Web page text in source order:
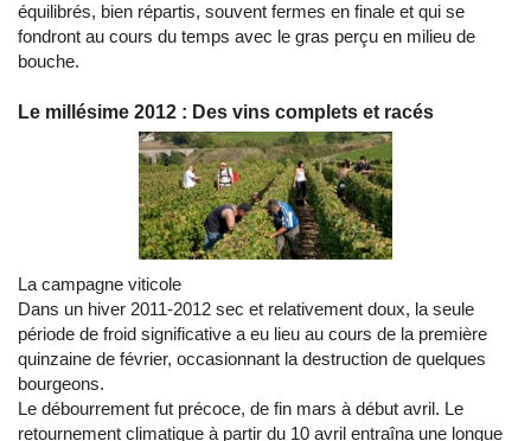
équilibrés, bien répartis, souvent fermes en finale et qui se
fondront au cours du temps avec le gras perçu en milieu de
bouche.
Le millésime 2012 : Des vins complets et racés
La campagne viticole
Dans un hiver 2011-2012 sec et relativement doux, la seule
période de froid significative a eu lieu au cours de la première
quinzaine de février, occasionnant la destruction de quelques
bourgeons.
Le débourrement fut précoce, de fin mars à début avril. Le
retournement climatique à partir du 10 avril entraîna une longue